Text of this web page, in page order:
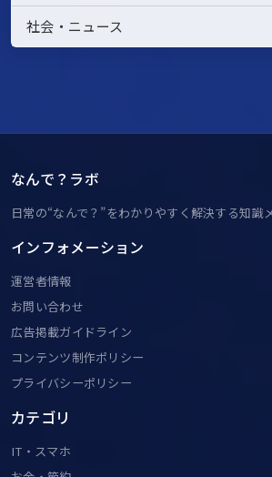
社会・ニュース
なんで？ラボ
日常の“なんで？”をわかりやすく解決する知識
インフォメーション
運営者情報
お問い合わせ
広告掲載ガイドライン
コンテンツ制作ポリシー
プライバシーポリシー
カテゴリ
IT・スマホ